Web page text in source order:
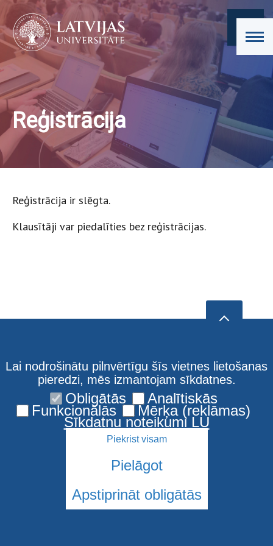
Reģistrācija
Reģistrācija ir slēgta.
Klausītāji var piedalīties bez reģistrācijas.
© 2026 Latvijas Universitāte. Visas tiesības aizsargātas
Lai nodrošinātu pilnvērtīgu šīs vietnes lietošanas
pieredzi, mēs izmantojam sīkdatnes.
Obligātās Analītiskās
Funkcionālās Mērķa (reklāmas)
Sīkdatņu noteikumi LU
Piekrist visam
Pielāgot
Apstiprināt obligātās